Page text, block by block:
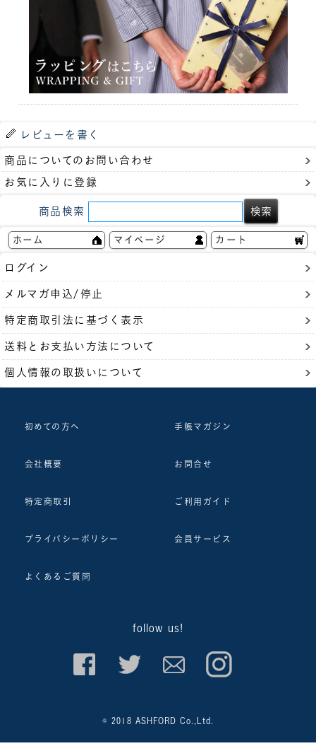
レビューを書く
商品についてのお問い合わせ
お気に入りに登録
商品検索
ホーム マイページ カート
ログイン
メルマガ申込/停止
特定商取引法に基づく表示
送料とお支払い方法について
個人情報の取扱いについて
初めての方へ 手帳マガジン
会社概要 お問合せ
特定商取引 ご利用ガイド
プライバシーポリシー 会員サービス
よくあるご質問
follow us!
© 2018 ASHFORD Co.,Ltd.